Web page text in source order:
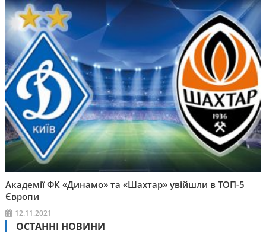
Академії ФК «Динамо» та «Шахтар» увійшли в ТОП-5
Європи
12.11.2021
ОСТАННІ НОВИНИ